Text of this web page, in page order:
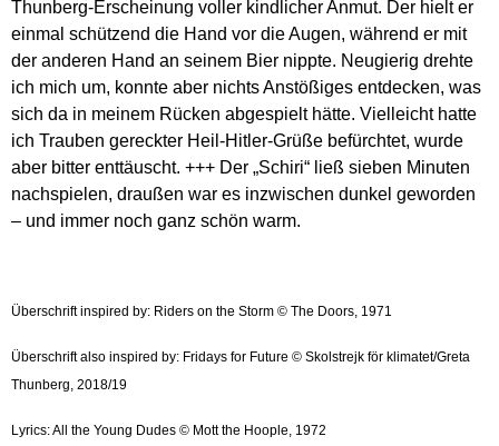
Thunberg-Erscheinung voller kindlicher Anmut. Der hielt er
einmal schützend die Hand vor die Augen, während er mit
der anderen Hand an seinem Bier nippte. Neugierig drehte
ich mich um, konnte aber nichts Anstößiges entdecken, was
sich da in meinem Rücken abgespielt hätte. Vielleicht hatte
ich Trauben gereckter Heil-Hitler-Grüße befürchtet, wurde
aber bitter enttäuscht. +++ Der „Schiri“ ließ sieben Minuten
nachspielen, draußen war es inzwischen dunkel geworden
– und immer noch ganz schön warm.
Überschrift inspired by: Riders on the Storm © The Doors, 1971
Überschrift also inspired by: Fridays for Future © Skolstrejk för klimatet/Greta
Thunberg, 2018/19
Lyrics: All the Young Dudes © Mott the Hoople, 1972